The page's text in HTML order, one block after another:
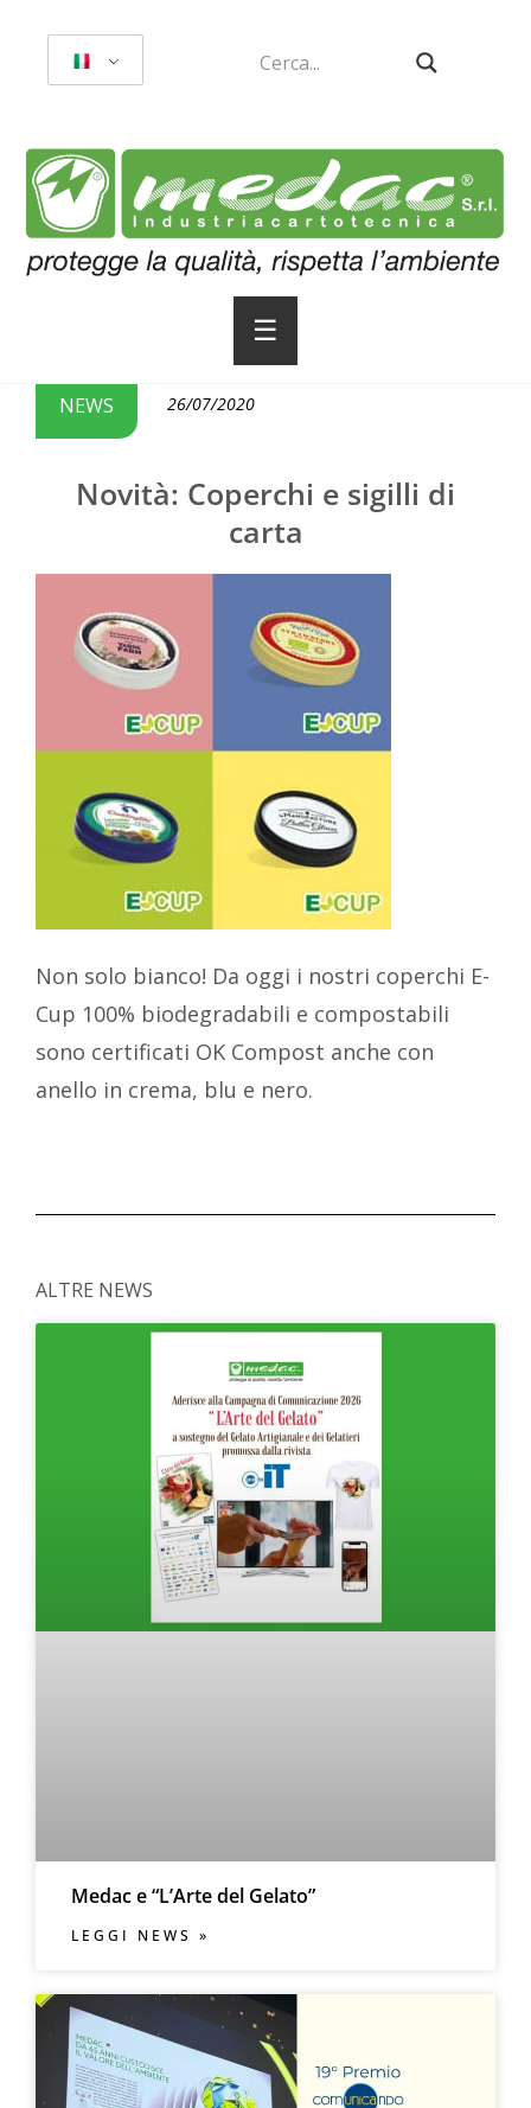
☰
NEWS 26/07/2020
Novità: Coperchi e sigilli di
carta
Non solo bianco! Da oggi i nostri coperchi E-
Cup 100% biodegradabili e compostabili
sono certificati OK Compost anche con
anello in crema, blu e nero.
ALTRE NEWS
Medac e “L’Arte del Gelato”
LEGGI NEWS »